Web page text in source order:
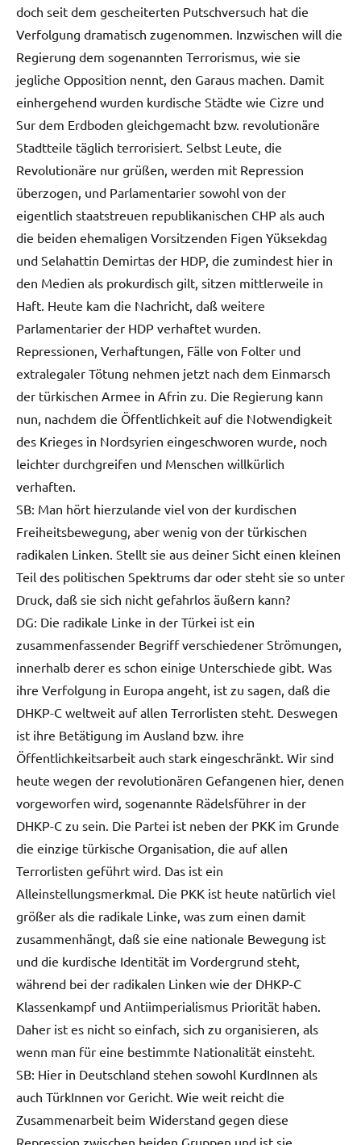
doch seit dem gescheiterten Putschversuch hat die
Verfolgung dramatisch zugenommen. Inzwischen will die
Regierung dem sogenannten Terrorismus, wie sie
jegliche Opposition nennt, den Garaus machen. Damit
einhergehend wurden kurdische Städte wie Cizre und
Sur dem Erdboden gleichgemacht bzw. revolutionäre
Stadtteile täglich terrorisiert. Selbst Leute, die
Revolutionäre nur grüßen, werden mit Repression
überzogen, und Parlamentarier sowohl von der
eigentlich staatstreuen republikanischen CHP als auch
die beiden ehemaligen Vorsitzenden Figen Yüksekdag
und Selahattin Demirtas der HDP, die zumindest hier in
den Medien als prokurdisch gilt, sitzen mittlerweile in
Haft. Heute kam die Nachricht, daß weitere
Parlamentarier der HDP verhaftet wurden.
Repressionen, Verhaftungen, Fälle von Folter und
extralegaler Tötung nehmen jetzt nach dem Einmarsch
der türkischen Armee in Afrin zu. Die Regierung kann
nun, nachdem die Öffentlichkeit auf die Notwendigkeit
des Krieges in Nordsyrien eingeschworen wurde, noch
leichter durchgreifen und Menschen willkürlich
verhaften.
SB: Man hört hierzulande viel von der kurdischen
Freiheitsbewegung, aber wenig von der türkischen
radikalen Linken. Stellt sie aus deiner Sicht einen kleinen
Teil des politischen Spektrums dar oder steht sie so unter
Druck, daß sie sich nicht gefahrlos äußern kann?
DG: Die radikale Linke in der Türkei ist ein
zusammenfassender Begriff verschiedener Strömungen,
innerhalb derer es schon einige Unterschiede gibt. Was
ihre Verfolgung in Europa angeht, ist zu sagen, daß die
DHKP-C weltweit auf allen Terrorlisten steht. Deswegen
ist ihre Betätigung im Ausland bzw. ihre
Öffentlichkeitsarbeit auch stark eingeschränkt. Wir sind
heute wegen der revolutionären Gefangenen hier, denen
vorgeworfen wird, sogenannte Rädelsführer in der
DHKP-C zu sein. Die Partei ist neben der PKK im Grunde
die einzige türkische Organisation, die auf allen
Terrorlisten geführt wird. Das ist ein
Alleinstellungsmerkmal. Die PKK ist heute natürlich viel
größer als die radikale Linke, was zum einen damit
zusammenhängt, daß sie eine nationale Bewegung ist
und die kurdische Identität im Vordergrund steht,
während bei der radikalen Linken wie der DHKP-C
Klassenkampf und Antiimperialismus Priorität haben.
Daher ist es nicht so einfach, sich zu organisieren, als
wenn man für eine bestimmte Nationalität einsteht.
SB: Hier in Deutschland stehen sowohl KurdInnen als
auch TürkInnen vor Gericht. Wie weit reicht die
Zusammenarbeit beim Widerstand gegen diese
Repression zwischen beiden Gruppen und ist sie